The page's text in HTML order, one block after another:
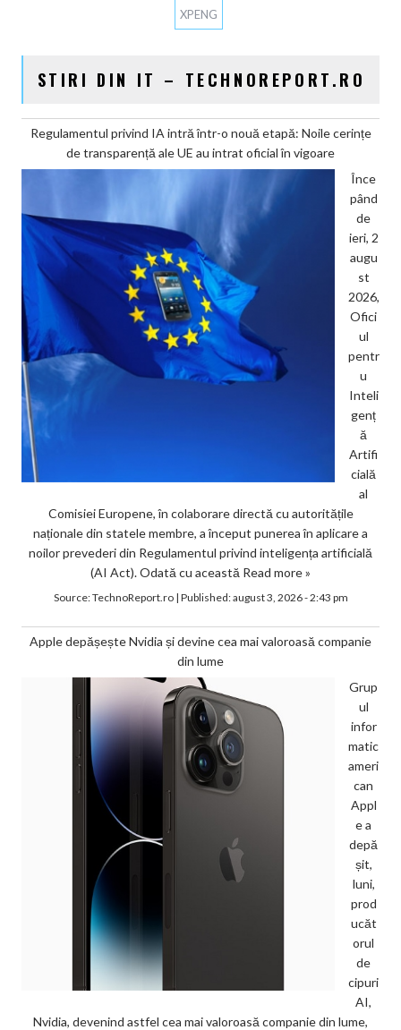
XPENG
STIRI DIN IT – TECHNOREPORT.RO
Regulamentul privind IA intră într-o nouă etapă: Noile cerințe
de transparență ale UE au intrat oficial în vigoare
Înce
pând
de
ieri, 2
augu
st
2026,
Ofici
ul
pentr
u
Inteli
genț
ă
Artifi
cială
al
Comisiei Europene, în colaborare directă cu autoritățile
naționale din statele membre, a început punerea în aplicare a
noilor prevederi din Regulamentul privind inteligența artificială
(AI Act). Odată cu această Read more »
Source:TechnoReport.ro| Published:august 3, 2026 - 2:43 pm
Apple depășește Nvidia și devine cea mai valoroasă companie
din lume
Grup
ul
infor
matic
ameri
can
Appl
e a
depă
șit,
luni,
prod
ucăt
orul
de
cipuri
AI,
Nvidia, devenind astfel cea mai valoroasă companie din lume,